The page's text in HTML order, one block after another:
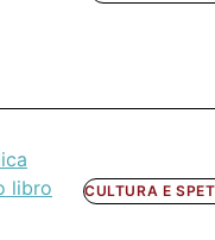
libro
CULTURA E